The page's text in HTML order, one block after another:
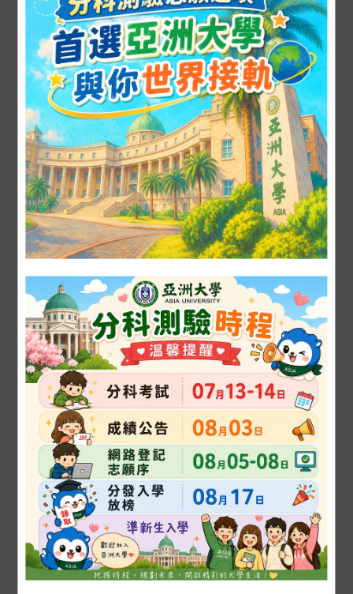
2023-03-03 動漫遊戲組得獎作品
Excuse me
德國紅點獎-影片
與動畫類 Red dot
design
award（Film &
Animation)
2023-02-21 動漫遊戲組得獎作品
1979.RD
2022「放視大
賞」遊戲類行動遊
戲組競賽銀獎
2023-02-24 動漫遊戲組得獎作品
美溺 Over Beauty
2021「放視大
賞」遊戲類行動遊
戲組競賽銀獎、視
葛葛（雷亞公司）
特別獎
2021-03-17 動漫遊戲組優秀作品
Shadow
數位傳達組 優秀作品專
區
更多歷年得獎作品